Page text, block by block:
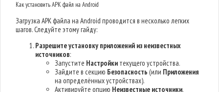
Как установить APK файл на Android
Загрузка APK файла на Android проводится в несколько легких
шагов. Следуйте этому гайду:
Разрешите установку приложений из неизвестных
источников:
Запустите Настройки текущего устройства.
Зайдите в секцию Безопасность (или Приложения
на определённых устройствах).
Активируйте опцию Неизвестные источники.